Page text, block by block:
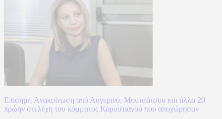
Επίσημη Aνακοίνωση από Αυγερινό, Μουτσάτσου και άλλα 20
πρώην στελέχη του κόμματος Καρυστιανού που αποχώρησαν